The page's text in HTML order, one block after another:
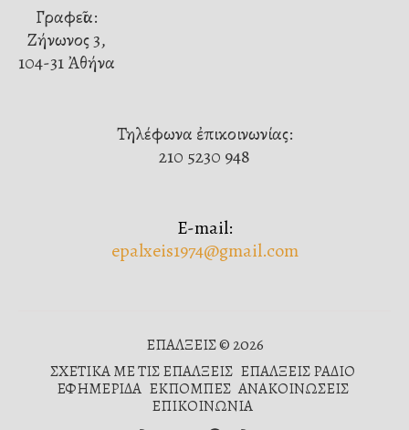
Γραφεῖα:
Ζήνωνος 3,
104-31 Ἀθήνα
Τηλέφωνα ἐπικοινωνίας:
210 5230 948
E-mail:
epalxeis1974@gmail.com
ΕΠΑΛΞΕΙΣ © 2026
ΣΧΕΤΙΚΑ ΜΕ ΤΙΣ ΕΠΑΛΞΕΙΣ ΕΠΑΛΞΕΙΣ ΡΑΔΙΟ
ΕΦΗΜΕΡΙΔΑ ΕΚΠΟΜΠΕΣ ΑΝΑΚΟΙΝΩΣΕΙΣ
ΕΠΙΚΟΙΝΩΝΙΑ